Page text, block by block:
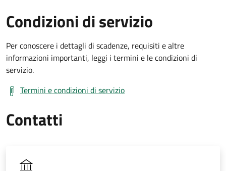
Condizioni di servizio
Per conoscere i dettagli di scadenze, requisiti e altre
informazioni importanti, leggi i termini e le condizioni di
servizio.
Termini e condizioni di servizio
Contatti